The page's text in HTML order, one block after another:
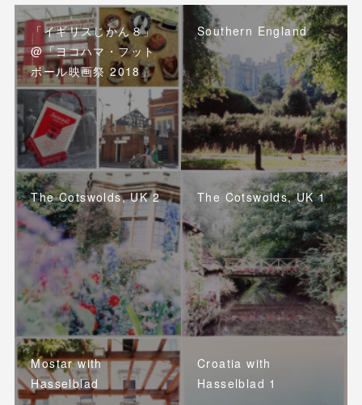
「イギリスじかん８」
@「ヨコハマ・フット
ボール映画祭 2018」
Southern England
The Cotswolds, UK 2 The Cotswolds, UK 1
Mostar with
Hasselblad
Croatia with
Hasselblad 1